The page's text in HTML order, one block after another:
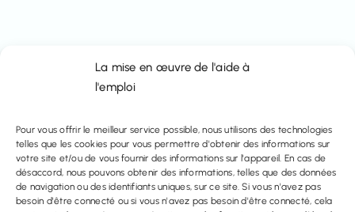
La mise en œuvre de l'aide à
l'emploi
Pour vous offrir le meilleur service possible, nous utilisons des technologies
telles que les cookies pour vous permettre d'obtenir des informations sur
votre site et/ou de vous fournir des informations sur l'appareil. En cas de
désaccord, nous pouvons obtenir des informations, telles que des données
de navigation ou des identifiants uniques, sur ce site. Si vous n'avez pas
besoin d'être connecté ou si vous n'avez pas besoin d'être connecté, cela
info@immo-time.be
Tél :
016414100